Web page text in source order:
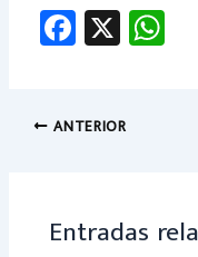
Fa
ce
o
X
ANTERIOR
Entradas